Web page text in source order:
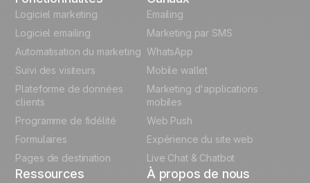
English
German
Italian
Logiciel marketing
Logiciel emailing
Automatisation du marketing
Suivi des visiteurs
Plateforme de données
clients
Programme de fidélité
Formulaires
Pages de destination
Emailing
Marketing par SMS
WhatsApp
Mobile wallet
Marketing d'applications
mobiles
Web Push
Expérience du site web
Live Chat & Chatbot
Ressources À propos de nous